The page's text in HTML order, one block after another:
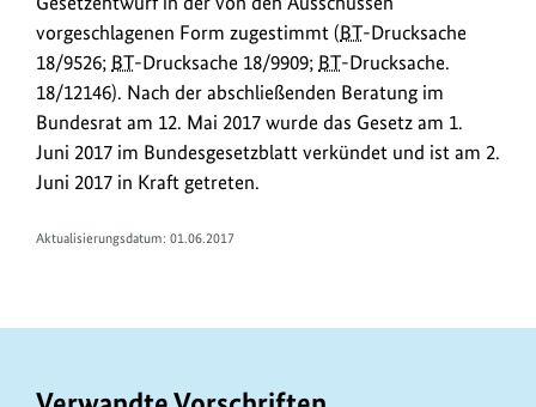
vorgeschlagenen Form zugestimmt (BT-Drucksache
18/9526; BT-Drucksache 18/9909; BT-Drucksache.
18/12146). Nach der abschließenden Beratung im
Bundesrat am 12. Mai 2017 wurde das Gesetz am 1.
Juni 2017 im Bundesgesetzblatt verkündet und ist am 2.
Juni 2017 in Kraft getreten.
Aktualisierungsdatum: 01.06.2017